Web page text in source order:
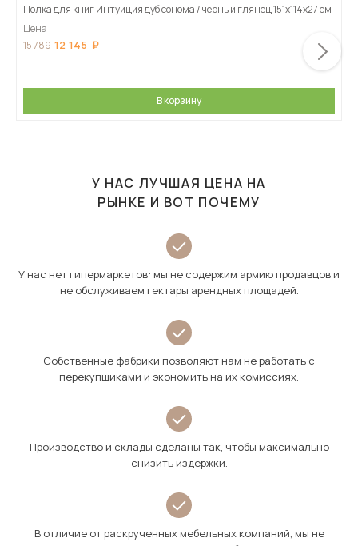
Полка для книг Интуиция дуб сонома / черный глянец 151х114х27 см
Цена
15 789 12 145
В корзину
У НАС ЛУЧШАЯ ЦЕНА НА
РЫНКЕ И ВОТ ПОЧЕМУ
У нас нет гипермаркетов: мы не содержим армию продавцов и
не обслуживаем гектары арендных площадей.
Собственные фабрики позволяют нам не работать с
перекупщиками и экономить на их комиссиях.
Производство и склады сделаны так, чтобы максимально
снизить издержки.
В отличие от раскрученных мебельных компаний, мы не